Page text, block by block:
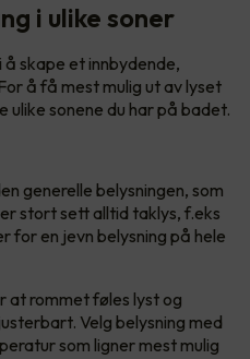
i ulike soner
å skape et innbydende,
å få mest mulig ut av lyset
ulike sonene du har på badet.
generelle belysningen, som
stort sett alltid taklys, f.eks
for en jevn belysning på hele
at rommet føles lyst og
Velg belysning med
som ligner mest mulig